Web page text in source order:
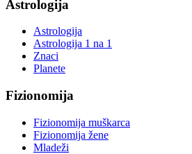
Astrologija
Astrologija
Astrologija 1 na 1
Znaci
Planete
Fizionomija
Fizionomija muškarca
Fizionomija žene
Mladeži